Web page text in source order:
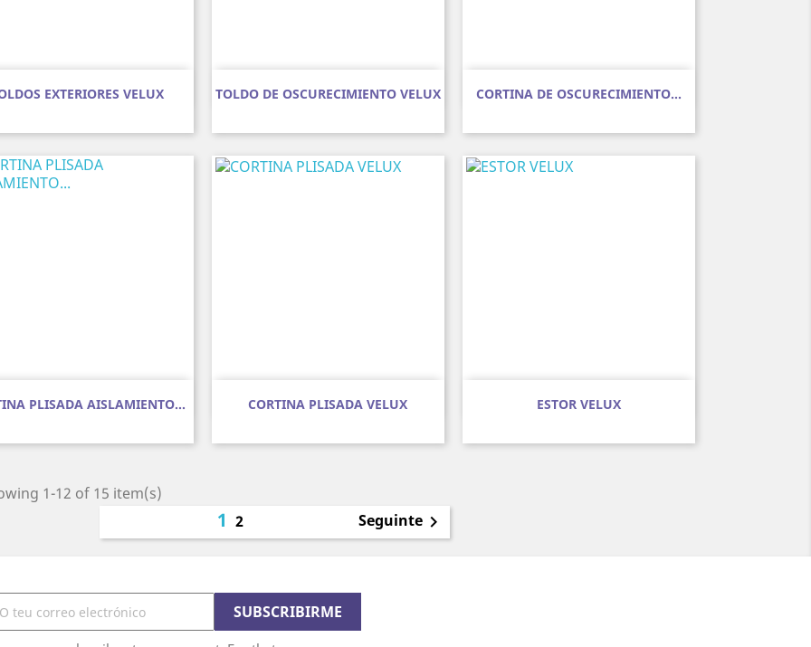
EXTERIORES VELUX
 Vista rápida TOLDO DE OSCURECIMIENTO VELUX
Vista rápida CORTINA DE OSCURECIMIENTO...
Vista rápida
PLISADA AISLAMIENTO...
Vista rápida CORTINA PLISADA VELUX
Vista rápida ESTOR VELUX
Vista rápida
1-12 of 15 item(s)
12 Seguinte